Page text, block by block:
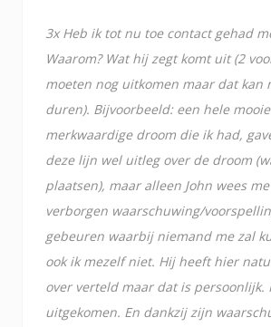
3x Heb ik tot nu toe contact gehad
Waarom? Wat hij zegt komt uit (2
moeten nog uitkomen maar dat kan
duren). Bijvoorbeeld: een hele
merkwaardige droom die ik had,
deze lijn wel uitleg over de droom
plaatsen), maar alleen John wees
verborgen waarschuwing/
gebeuren waarbij niemand me zal
ook ik mezelf niet. Hij heeft hier
over verteld maar dat is persoonlijk.
uitgekomen. En dankzij zijn